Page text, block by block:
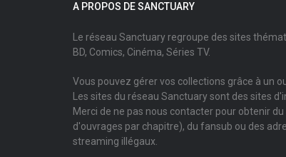
A PROPOS DE SANCTUARY
Le réseau Sanctuary regroupe des sites
BD, Comics, Cinéma, Séries TV.
Vous pouvez gérer vos collections grâce à un
Les sites du réseau Sanctuary sont des sites
Merci de ne pas nous contacter pour obtenir
d'ouvrages par chapitre), du fansub ou des
streaming illégaux.